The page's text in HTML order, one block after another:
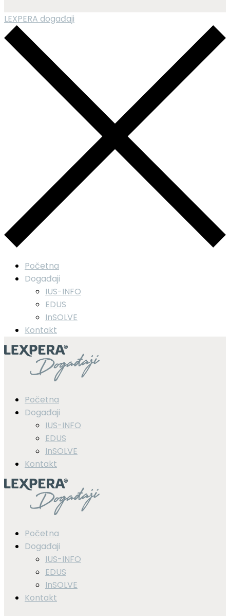
LEXPERA događaji
Početna
Događaji
IUS-INFO
EDUS
InSOLVE
Kontakt
Početna
Događaji
IUS-INFO
EDUS
InSOLVE
Kontakt
Početna
Događaji
IUS-INFO
EDUS
InSOLVE
Kontakt